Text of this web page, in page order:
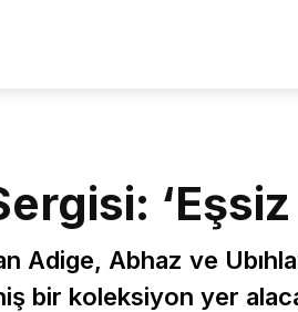
Adige, Abhaz ve
bir koleksiyon yer